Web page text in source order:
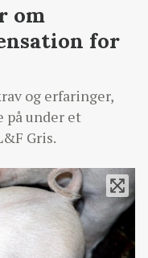
om
for
og erfaringer,
på under et
Gris.